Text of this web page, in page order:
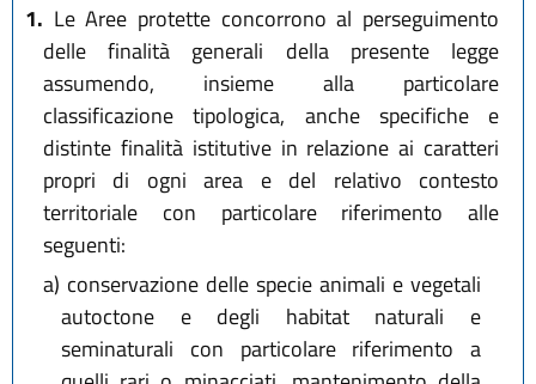
1. Le Aree protette concorrono al perseguimento
delle finalità generali della presente legge
assumendo, insieme alla particolare
classificazione tipologica, anche specifiche e
distinte finalità istitutive in relazione ai caratteri
propri di ogni area e del relativo contesto
territoriale con particolare riferimento alle
seguenti:
a) conservazione delle specie animali e vegetali
autoctone e degli habitat naturali e
seminaturali con particolare riferimento a